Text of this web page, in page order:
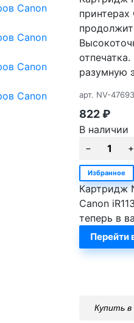
принтерах
разумную
арт. NV-47693
822₽
В наличии
Избранное
Картридж
Canon
теперь в
Перейти
Купить в